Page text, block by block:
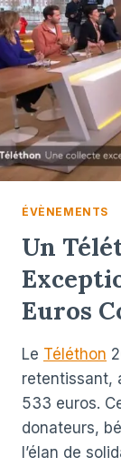
ÉVÈNEMENTS
Un
Euros
Le Téléthon
retentissant,
533 euros.
donateurs,
l’élan de